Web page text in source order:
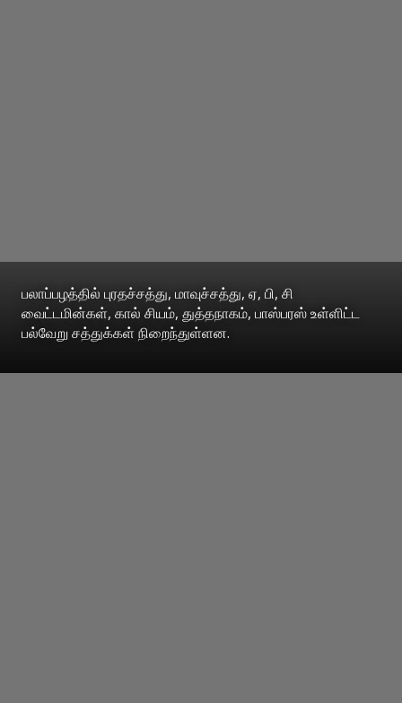
பலாப்பழத்தில் புரதச்சத்து, மாவுச்சத்து, ஏ, பி, சி
வைட்டமின்கள், கால் சியம், துத்தநாகம், பாஸ்பரஸ் உள்ளிட்ட
பல்வேறு சத்துக்கள் நிறைந்துள்ளன.